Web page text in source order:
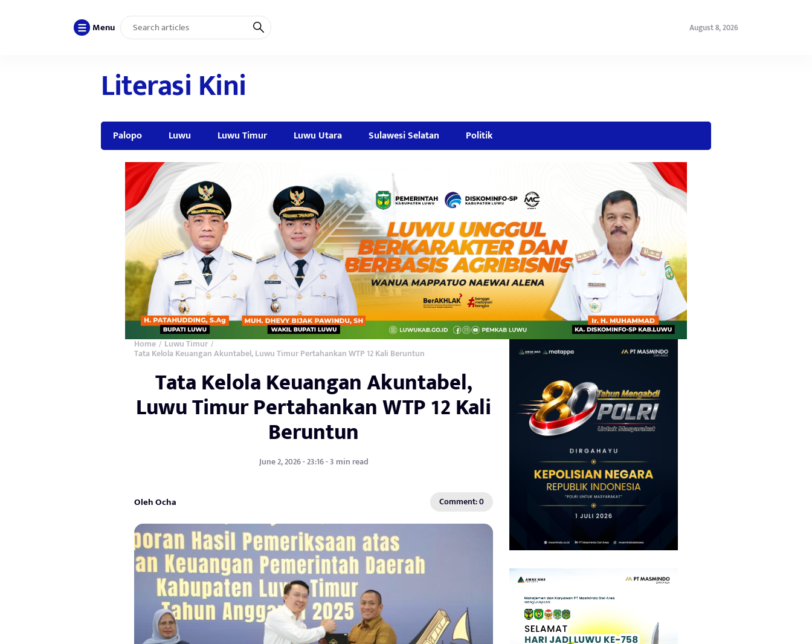
Menu August 8, 2026
Literasi Kini
Palopo Luwu Luwu Timur Luwu Utara Sulawesi Selatan Politik
Home / Luwu Timur /
Tata Kelola Keuangan Akuntabel, Luwu Timur Pertahankan WTP 12 Kali Beruntun
Tata Kelola Keuangan Akuntabel,
Luwu Timur Pertahankan WTP 12 Kali
Beruntun
June 2, 2026 - 23:16 - 3 min read
Oleh Ocha Comment: 0